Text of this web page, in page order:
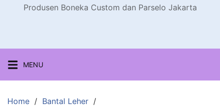
Produsen Boneka Custom dan Parselo Jakarta
MENU
Home
Bantal Leher